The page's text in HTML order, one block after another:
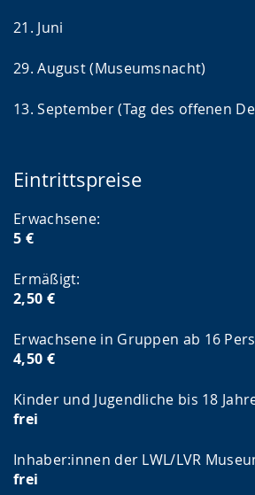
21. Juni
29. August (Museumsnacht)
13. September (Tag des offenen
Eintrittspreise
Erwachsene:
5 €
Ermäßigt:
2,50 €
Erwachsene in Gruppen ab 16
4,50 €
Kinder und Jugendliche bis 18
frei
Inhaber:innen der LWL/LVR
frei